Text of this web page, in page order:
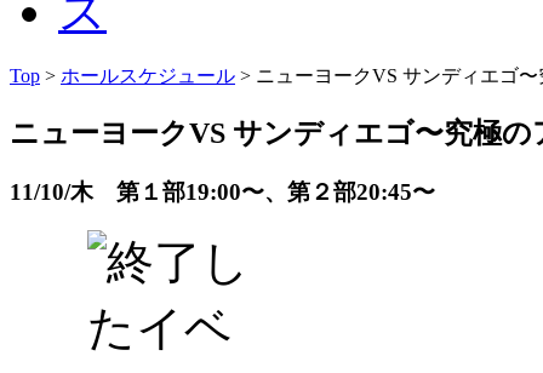
Top > ホールスケジュール > ニューヨークVS サンディエゴ
ニューヨークVS サンディエゴ〜究極
11/10/木 第１部19:00〜、第２部20:45〜